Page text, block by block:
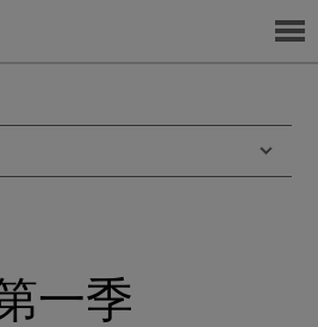
Menu
一季